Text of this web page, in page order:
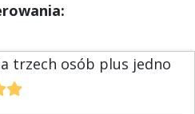
trzech osób plus jedno